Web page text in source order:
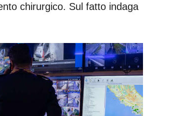
chirurgico. Sul fatto indaga